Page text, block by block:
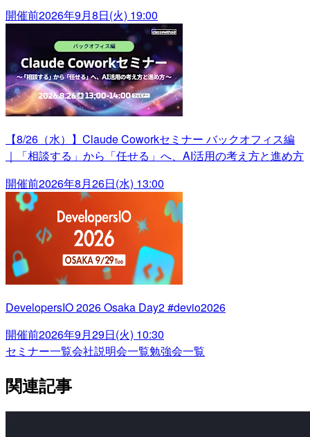
開催前2026年9月8日(火) 19:00
【8/26（水）】Claude Coworkセミナー バックオフィス編
｜「相談する」から「任せる」へ、AI活用の考え方と進め方
開催前2026年8月26日(水) 13:00
DevelopersIO 2026 Osaka Day2 #devio2026
開催前2026年9月29日(火) 10:30
セミナー一覧会社説明会一覧勉強会一覧
関連記事